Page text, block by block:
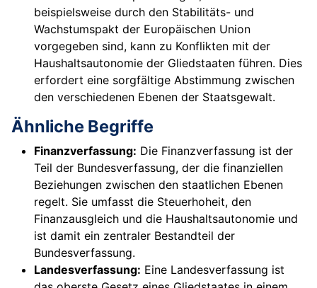
beispielsweise durch den Stabilitäts- und
Wachstumspakt der Europäischen Union
vorgegeben sind, kann zu Konflikten mit der
Haushaltsautonomie der Gliedstaaten führen. Dies
erfordert eine sorgfältige Abstimmung zwischen
den verschiedenen Ebenen der Staatsgewalt.
Ähnliche Begriffe
Finanzverfassung: Die Finanzverfassung ist der
Teil der Bundesverfassung, der die finanziellen
Beziehungen zwischen den staatlichen Ebenen
regelt. Sie umfasst die Steuerhoheit, den
Finanzausgleich und die Haushaltsautonomie und
ist damit ein zentraler Bestandteil der
Bundesverfassung.
Landesverfassung: Eine Landesverfassung ist